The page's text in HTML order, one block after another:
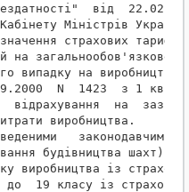
від
Міністрів
страхових
на загальнообов'язкове
випадку на виробництві
N  1423  з 1
відрахування  на
виробництва.
законодавчими
будівництва шахт)"
виробництва із
19 класу із